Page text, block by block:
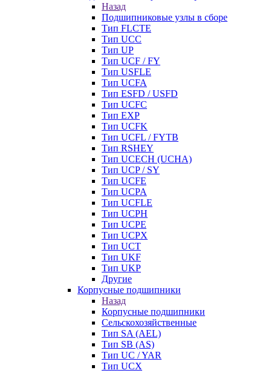
Назад
Подшипниковые узлы в сборе
Тип FLCTE
Тип UCC
Тип UP
Тип UCF / FY
Тип USFLE
Тип UCFA
Тип ESFD / USFD
Тип UCFC
Тип EXP
Тип UCFK
Тип UCFL / FYTB
Тип RSHEY
Тип UCECH (UCHA)
Тип UCP / SY
Тип UCFE
Тип UCPA
Тип UCFLE
Тип UCPH
Тип UCPE
Тип UCPX
Тип UCT
Тип UKF
Тип UKP
Другие
Корпусные подшипники
Назад
Корпусные подшипники
Сельскохозяйственные
Тип SA (AEL)
Тип SB (AS)
Тип UC / YAR
Тип UCX